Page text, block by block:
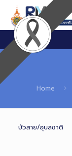
Home
บัวสาย/อุบลชาติ